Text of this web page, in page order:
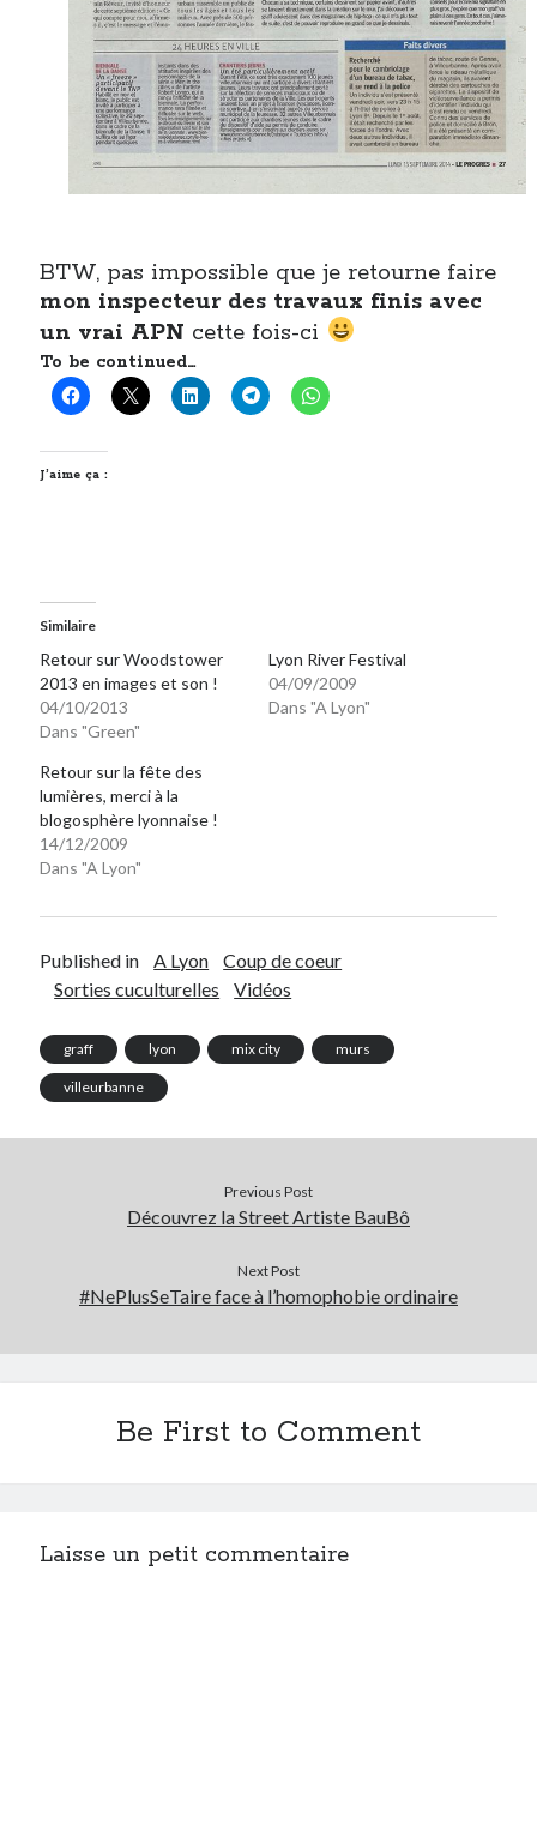
BTW, pas impossible que je retourne faire
mon inspecteur des travaux finis avec
un vrai APN cette fois-ci
To be continued…
J’aime ça :
Similaire
Retour sur Woodstower
2013 en images et son !
04/10/2013
Dans "Green"
Lyon River Festival
04/09/2009
Dans "A Lyon"
Retour sur la fête des
lumières, merci à la
blogosphère lyonnaise !
14/12/2009
Dans "A Lyon"
Published in A Lyon
Coup de coeur
Sorties cuculturelles
Vidéos
graff lyon mix city murs
villeurbanne
Previous Post
Découvrez la Street Artiste BauBô
Next Post
#NePlusSeTaire face à l’homophobie ordinaire
Be First to Comment
Laisse un petit commentaire